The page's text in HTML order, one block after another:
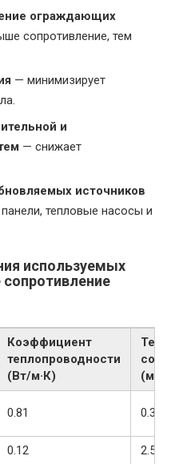
ограждающих
сопротивление, тем
— минимизирует
и
— снижает
источников
тепловые насосы и
используемых
Коэффициент
теплопроводности
(Вт/м·К)
0.81 0.31
0.12
2.5